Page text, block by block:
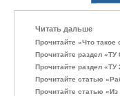
Читать дальше
Прочитайте «Что такое
Прочитайте раздел «ТУ
Прочитайте раздел «ТУ
Прочитайте статью
Прочитайте статью «Из